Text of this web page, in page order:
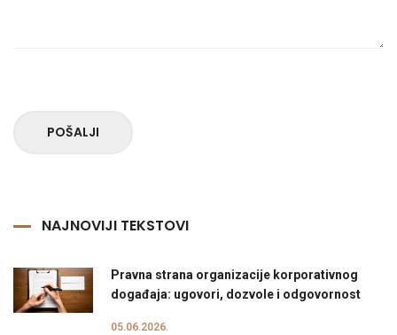
POŠALJI
NAJNOVIJI TEKSTOVI
Pravna strana organizacije korporativnog
događaja: ugovori, dozvole i odgovornost
05.06.2026.